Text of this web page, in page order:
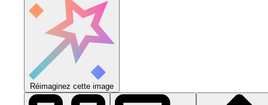
Réimaginez cette image